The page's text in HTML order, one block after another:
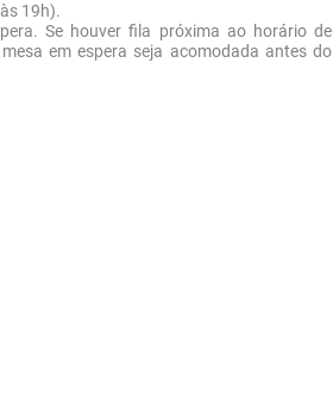
19h).
Se houver fila próxima ao horário de
em espera seja acomodada antes do